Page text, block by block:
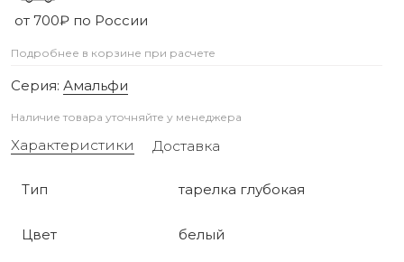
от 700₽ по России
Подробнее в корзине при расчете
Серия:Амальфи
Наличие товара уточняйте у менеджера
Характеристики Доставка
Тип тарелка глубокая
Цвет белый